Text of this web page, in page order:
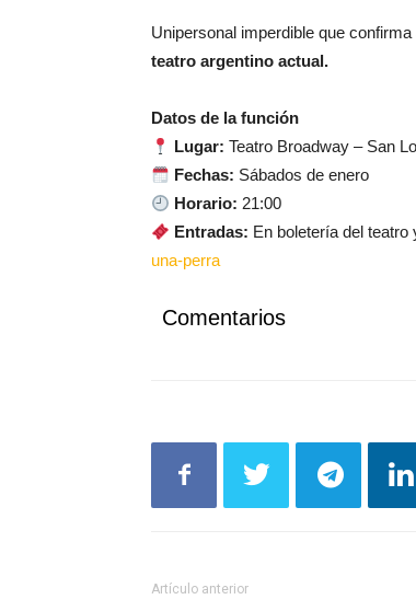
Unipersonal imperdible que
teatro argentino actual.
Datos de la función
Lugar: Teatro Broadway – San
Fechas: Sábados de enero
Horario: 21:00
Entradas: En boletería del teatro
una-perra
Comentarios
Artículo anterior